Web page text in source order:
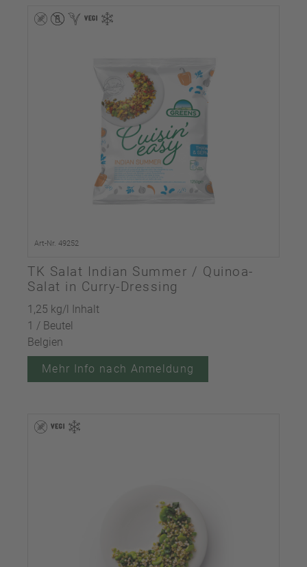
Art-Nr. 49252
TK Salat Indian Summer / Quinoa-
Salat in Curry-Dressing
1,25 kg/l Inhalt
1 / Beutel
Belgien
Mehr Info nach Anmeldung